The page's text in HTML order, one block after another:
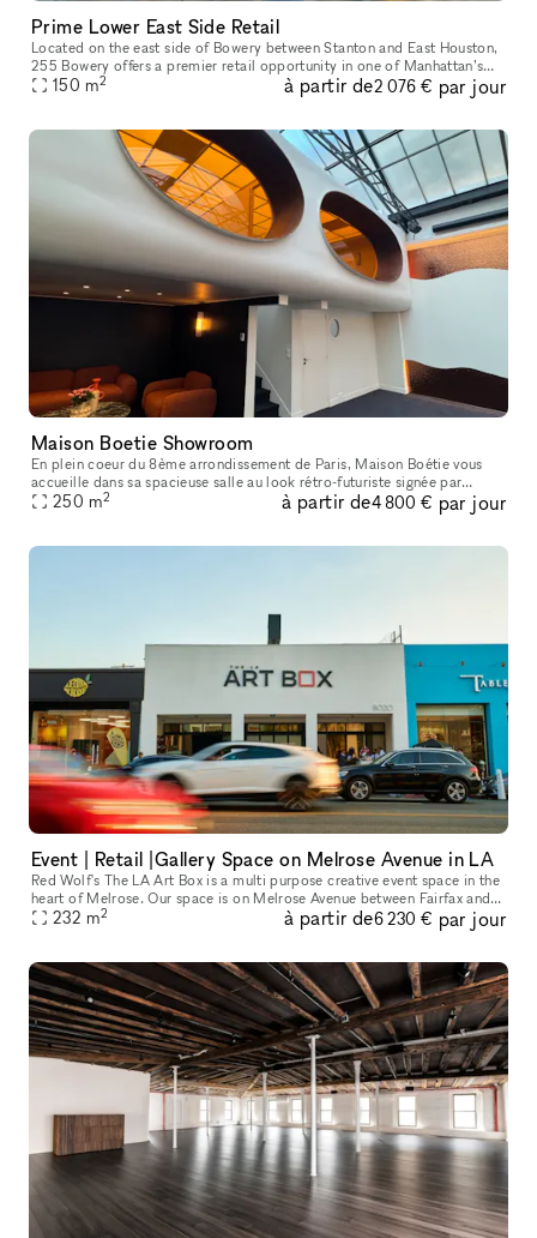
Prime Lower East Side Retail
Located on the east side of Bowery between Stanton and East Houston,
255 Bowery offers a premier retail opportunity in one of Manhattan’s
most dynamic and rapidly evolving neighborhoods. With consta
150 m2 à partir de2 076 € par jour
Maison Boetie Showroom
En plein coeur du 8ème arrondissement de Paris, Maison Boétie vous
accueille dans sa spacieuse salle au look rétro-futuriste signée par
l’architecte Jessica Mille. Nous mettons à votre disposition un
250 m2 à partir de4 800 € par jour
Event | Retail |Gallery Space on Melrose Avenue in LA
Red Wolf's The LA Art Box is a multi purpose creative event space in the
heart of Melrose. Our space is on Melrose Avenue between Fairfax and
Crescent Heights. Great location and access for Los Angel
232 m2 à partir de6 230 € par jour